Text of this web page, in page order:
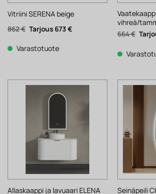
Vitriini SERENA beige
862€ Alkuperäinen
hinta
862 €.
673 €Nykyinen
Varastotuote
vihreä/
664€
hinta
664
Allaskaappi ja lavuaari ELENA Seinäpeili